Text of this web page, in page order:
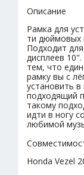
Описание
Рамка для
ти дюймовых
Подходит
дисплеев
тем, что
рамку вы с
установить
подходящий
такому
идти в ногу
любимой
Honda Vezel